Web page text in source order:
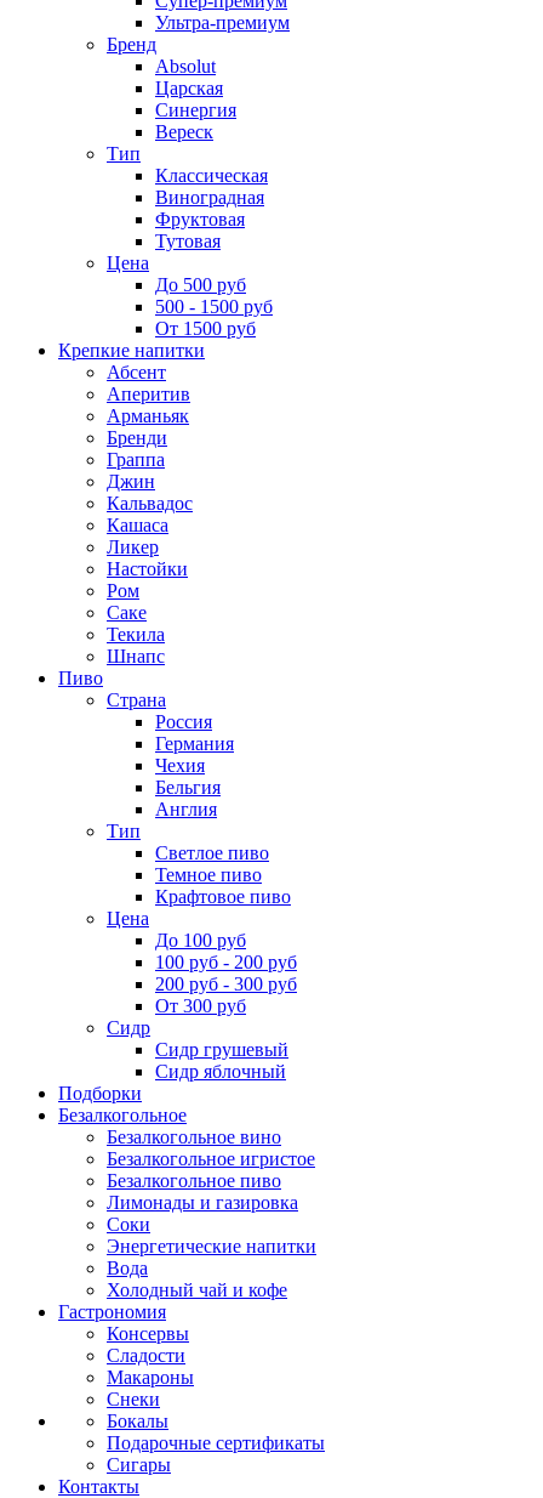
Ультра-премиум
Бренд
Absolut
Царская
Синергия
Вереск
Тип
Классическая
Виноградная
Фруктовая
Тутовая
Цена
До 500 руб
500 - 1500 руб
От 1500 руб
Крепкие напитки
Абсент
Аперитив
Арманьяк
Бренди
Граппа
Джин
Кальвадос
Кашаса
Ликер
Настойки
Ром
Саке
Текила
Шнапс
Пиво
Страна
Россия
Германия
Чехия
Бельгия
Англия
Тип
Светлое пиво
Темное пиво
Крафтовое пиво
Цена
До 100 руб
100 руб - 200 руб
200 руб - 300 руб
От 300 руб
Сидр
Сидр грушевый
Сидр яблочный
Подборки
Безалкогольное
Безалкогольное вино
Безалкогольное игристое
Безалкогольное пиво
Лимонады и газировка
Соки
Энергетические напитки
Вода
Холодный чай и кофе
Гастрономия
Консервы
Сладости
Макароны
Снеки
Бокалы
Подарочные сертификаты
Сигары
Контакты